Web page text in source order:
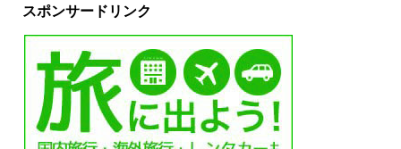
スポンサードリンク